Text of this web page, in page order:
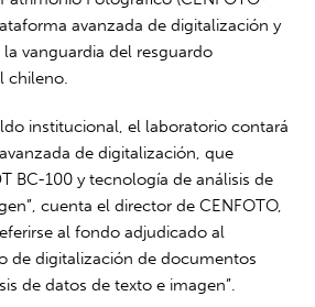
avanzada de digitalización y
vanguardia del resguardo
chileno.
institucional, el laboratorio contará
de digitalización, que
BC-100 y tecnología de análisis de
cuenta el director de CENFOTO,
al fondo adjudicado al
de digitalización de documentos
de datos de texto e imagen”.